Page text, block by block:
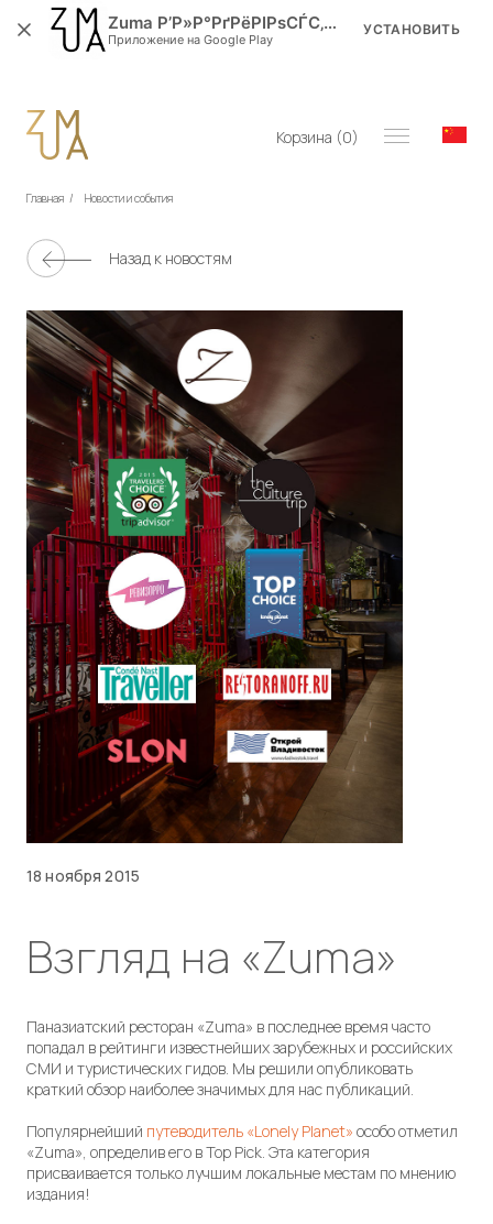
Корзина (0)
Главная / Новости и события
Назад к новостям
18 ноября 2015
Взгляд на «Zuma»
Паназиатский ресторан «Zuma» в последнее время часто
попадал в рейтинги известнейших зарубежных и российских
СМИ и туристических гидов. Мы решили опубликовать
краткий обзор наиболее значимых для нас публикаций.
Популярнейший путеводитель «Lonely Planet» особо отметил
«Zuma», определив его в Top Pick. Эта категория
присваивается только лучшим локальные местам по мнению
издания!
Zuma Р’Р»Р°РґРёРІРѕСЃС‚РѕРє
Приложение на Google Play
УСТАНОВИТЬ